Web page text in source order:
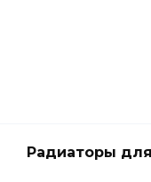
Радиаторы